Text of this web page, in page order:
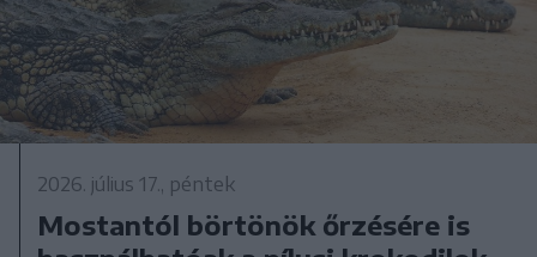
2026. július 17., péntek
Mostantól börtönök őrzésére is